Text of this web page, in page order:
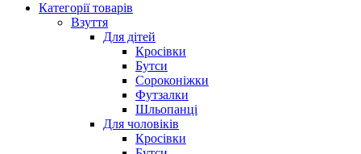
Категорії товарів
Взуття
Для дітей
Кросівки
Бутси
Сороконіжки
Футзалки
Шльопанці
Для чоловіків
Кросівки